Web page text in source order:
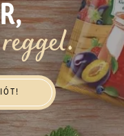
inspirációt!